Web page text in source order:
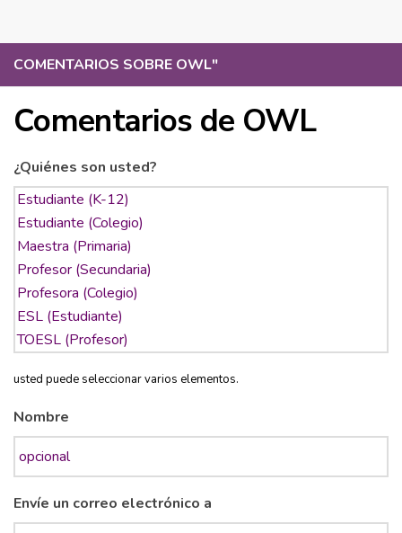
COMENTARIOS SOBRE OWL"
Comentarios de OWL
¿Quiénes son usted?
usted puede seleccionar varios elementos.
Nombre
Envíe un correo electrónico a